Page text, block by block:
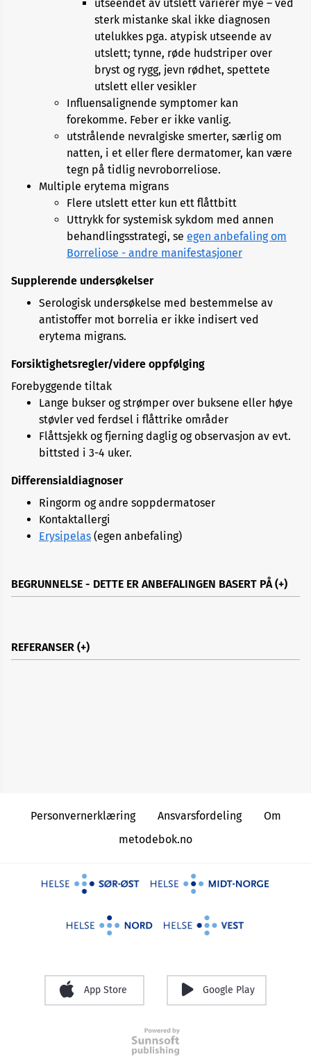
utseendet av utslett varierer mye – ved
sterk mistanke skal ikke diagnosen
utelukkes pga. atypisk utseende av
utslett; tynne, røde hudstriper over
bryst og rygg, jevn rødhet, spettete
utslett eller vesikler
Influensalignende symptomer kan
forekomme. Feber er ikke vanlig.
utstrålende nevralgiske smerter, særlig om
natten, i et eller flere dermatomer, kan være
tegn på tidlig nevroborreliose.
Multiple erytema migrans
Flere utslett etter kun ett flåttbitt
Uttrykk for systemisk sykdom med annen
behandlingsstrategi, se egen anbefaling om
Borreliose - andre manifestasjoner
Supplerende undersøkelser
Serologisk undersøkelse med bestemmelse av
antistoffer mot borrelia er ikke indisert ved
erytema migrans.
Forsiktighetsregler/videre oppfølging
Forebyggende tiltak
Lange bukser og strømper over buksene eller høye
støvler ved ferdsel i flåttrike områder
Flåttsjekk og fjerning daglig og observasjon av evt.
bittsted i 3-4 uker.
Differensialdiagnoser
Ringorm og andre soppdermatoser
Kontaktallergi
Erysipelas (egen anbefaling)
BEGRUNNELSE - DETTE ER ANBEFALINGEN BASERT PÅ
REFERANSER
Clin Microbiol Infect
https://xn--
flttsenteret-ucb.no/sykdommer-og-
Personvernerklæring Ansvarsfordeling
Om
metodebok.no
App Store Google Play